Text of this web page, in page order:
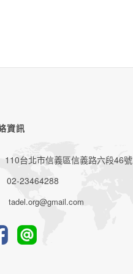
資訊
110台北市信義區信義路六段46號
02-23464288
tadel.org@gmail.com